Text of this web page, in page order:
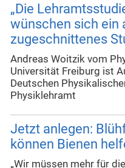
„Die
wünschen sich ein
zugeschnittenes
Andreas Woitzik vom
Universität Freiburg ist
Deutschen
Physiklehramt
Jetzt anlegen:
können Bienen
„Wir müssen mehr für